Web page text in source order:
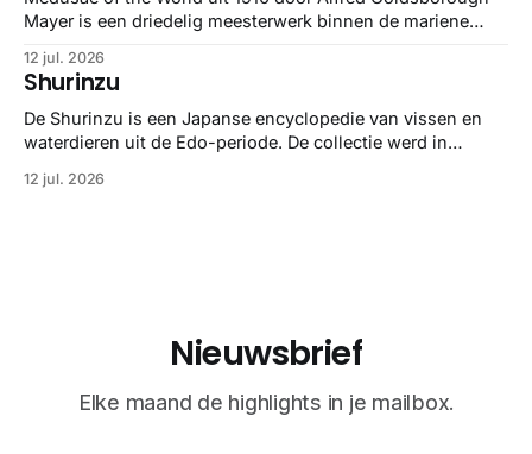
Mayer is een driedelig meesterwerk binnen de mariene
gedetailleerd overzicht van kwallensoorten en hun
taxonomie. Het boek staat bekend om de combinatie van
strikte wetenschap met prachtige, handgetekende
illustraties en kleurendrukplaten van Mayer zelf.
12 jul. 2026
Shurinzu
De Shurinzu is een Japanse encyclopedie van vissen en
waterdieren uit de Edo-periode. De collectie werd in
bekend om verfijnde technieken en bijna driedimensionale
12 jul. 2026
Nieuwsbrief
Elke maand de highlights in je mailbox.